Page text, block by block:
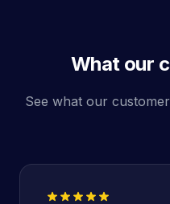
What our
See what our